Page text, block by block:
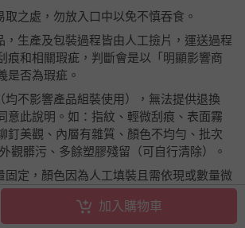
取之處，勿放入口中以免不慎吞食。
，生產及包裝過程皆由人工撿片，運送過程
痕和相關瑕疵，判斷會是以「明顯影響商
是否為瑕疵。
均不影響產品組裝使用），無法提供退換
意此說明。如：指紋、輕微刮痕、表面霧
釘美觀、內層有雜質、顏色不均勻、批次
觀髒污、多餘塑膠殘留（可自行清除）。
固定，顏色因為人工填裝且需依現或數量微
到內容物顏色為主。
加入購物車